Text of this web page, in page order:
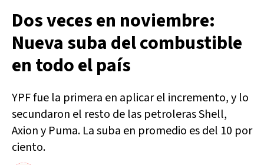
Dos veces en noviembre:
Nueva suba del combustible
en todo el país
YPF fue la primera en aplicar el incremento, y lo
secundaron el resto de las petroleras Shell,
Axion y Puma. La suba en promedio es del 10 por
ciento.